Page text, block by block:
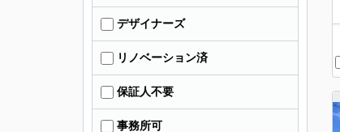
デザイナーズ
リノベーション済
保証人不要
事務所可